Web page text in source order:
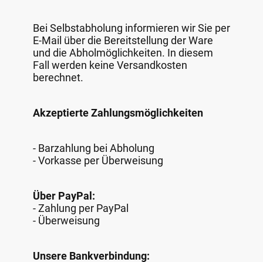
Bei Selbstabholung informieren wir Sie per
E-Mail über die Bereitstellung der Ware
und die Abholmöglichkeiten. In diesem
Fall werden keine Versandkosten
berechnet.
Akzeptierte Zahlungsmöglichkeiten
- Barzahlung bei Abholung
- Vorkasse per Überweisung
Über PayPal:
- Zahlung per PayPal
- Überweisung
Unsere Bankverbindung: